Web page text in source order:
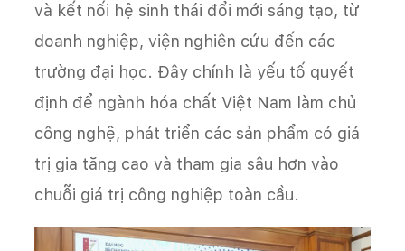
và kết nối hệ sinh thái đổi mới sáng tạo, từ
doanh nghiệp, viện nghiên cứu đến các
trường đại học. Đây chính là yếu tố quyết
định để ngành hóa chất Việt Nam làm chủ
công nghệ, phát triển các sản phẩm có giá
trị gia tăng cao và tham gia sâu hơn vào
chuỗi giá trị công nghiệp toàn cầu.